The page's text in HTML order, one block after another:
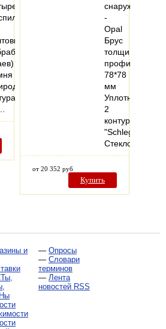
снаружи
-
Opal
Брус
толщиной
профиля
78*78
мм
Уплотнитель
2
контура
"Schlegel"
Стеклопакет…
от 20 352 руб
Купить
и
— Опросы
— Словари
терминов
— Лента
новостей RSS